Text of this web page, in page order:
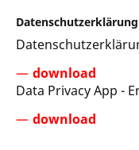
download
Data Privacy App -
download